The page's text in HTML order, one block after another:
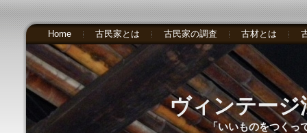
Home 古民家とは 古民家の調査 古材とは
ヴィンテージ
「いいものをつくっ